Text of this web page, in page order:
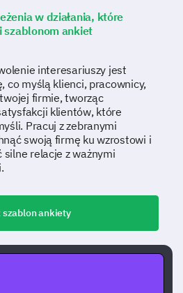
w działania, które
szablonom ankiet
interesariuszy jest
co myślą klienci, pracownicy,
firmie, tworząc
klientów, które
Pracuj z zebranymi
swoją firmę ku wzrostowi i
relacje z ważnymi
szablon ankiety